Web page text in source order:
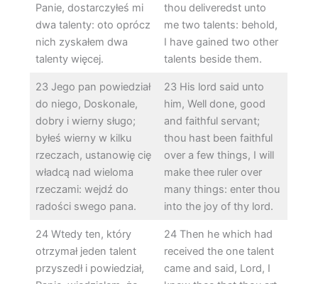
Panie, dostarczyłeś mi
dwa talenty: oto oprócz
nich zyskałem dwa
talenty więcej.
thou deliveredst unto
me two talents: behold,
I have gained two other
talents beside them.
23 Jego pan powiedział
do niego, Doskonale,
dobry i wierny sługo;
byłeś wierny w kilku
rzeczach, ustanowię cię
władcą nad wieloma
rzeczami: wejdź do
radości swego pana.
23 His lord said unto
him, Well done, good
and faithful servant;
thou hast been faithful
over a few things, I will
make thee ruler over
many things: enter thou
into the joy of thy lord.
24 Wtedy ten, który
otrzymał jeden talent
przyszedł i powiedział,
24 Then he which had
received the one talent
came and said, Lord, I